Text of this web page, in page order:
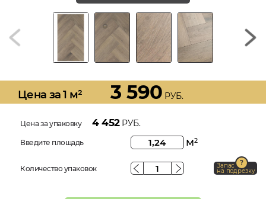
Цена за 1 м² 3 590 РУБ.
Цена за упаковку 4 452РУБ.
Введите площадь м2
Количество упаковок Запас
на подрезку